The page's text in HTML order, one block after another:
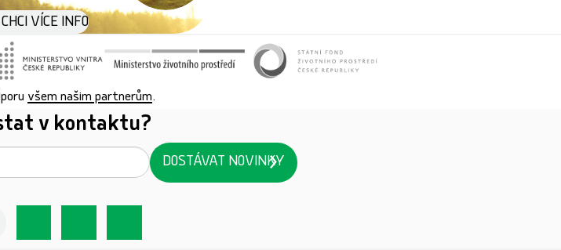
CHCI VÍCE INFO
všem našim partnerům.
v kontaktu?
DOSTÁVAT NOVINKY